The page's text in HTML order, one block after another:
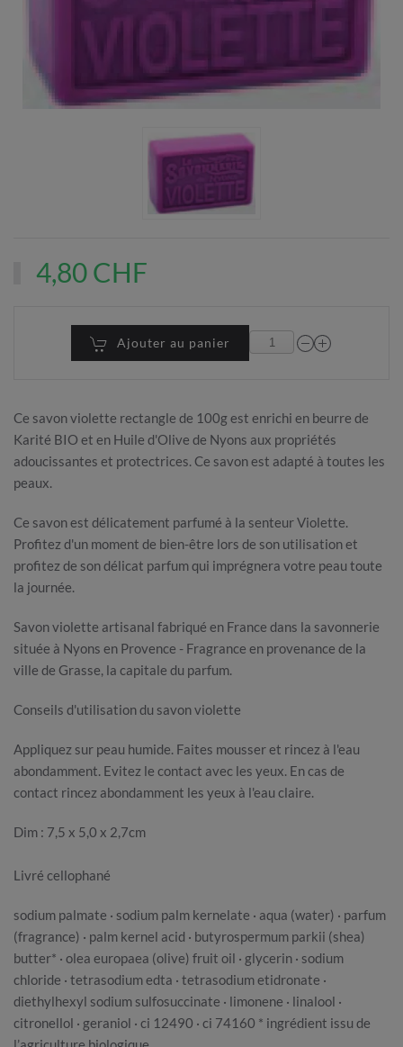
4,80 CHF
Ajouter au panier
Ce savon violette rectangle de 100g est enrichi en beurre de
Karité BIO et en Huile d'Olive de Nyons aux propriétés
adoucissantes et protectrices. Ce savon est adapté à toutes les
peaux.
Ce savon est délicatement parfumé à la senteur Violette.
Profitez d'un moment de bien-être lors de son utilisation et
profitez de son délicat parfum qui imprégnera votre peau toute
la journée.
Savon violette artisanal fabriqué en France dans la savonnerie
située à Nyons en Provence - Fragrance en provenance de la
ville de Grasse, la capitale du parfum.
Conseils d'utilisation du savon violette
Appliquez sur peau humide. Faites mousser et rincez à l'eau
abondamment. Evitez le contact avec les yeux. En cas de
contact rincez abondamment les yeux à l'eau claire.
Dim : 7,5 x 5,0 x 2,7cm
Livré cellophané
sodium palmate · sodium palm kernelate · aqua (water) · parfum
(fragrance) · palm kernel acid · butyrospermum parkii (shea)
butter* · olea europaea (olive) fruit oil · glycerin · sodium
chloride · tetrasodium edta · tetrasodium etidronate ·
diethylhexyl sodium sulfosuccinate · limonene · linalool ·
citronellol · geraniol · ci 12490 · ci 74160 * ingrédient issu de